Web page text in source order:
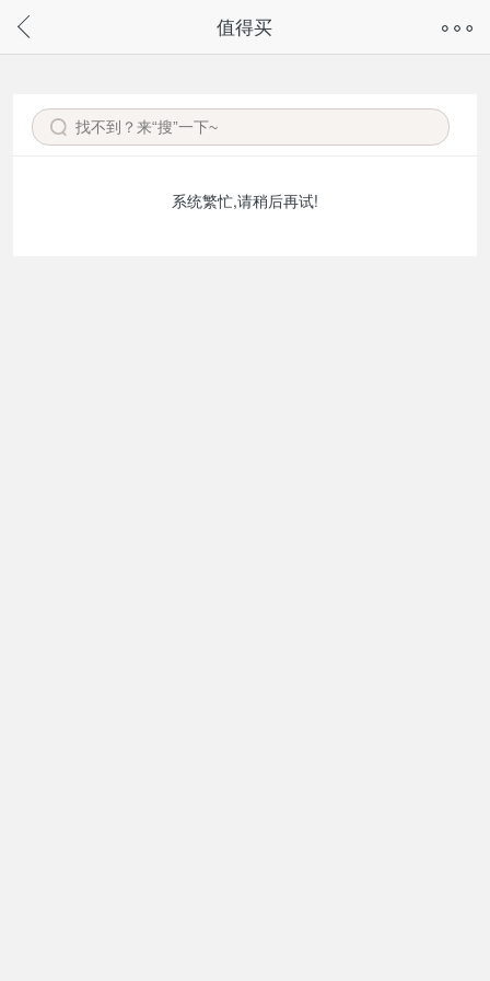
请通过微信或支付宝搜“奇兔客小程序”访问
值得买
系统繁忙,请稍后再试!